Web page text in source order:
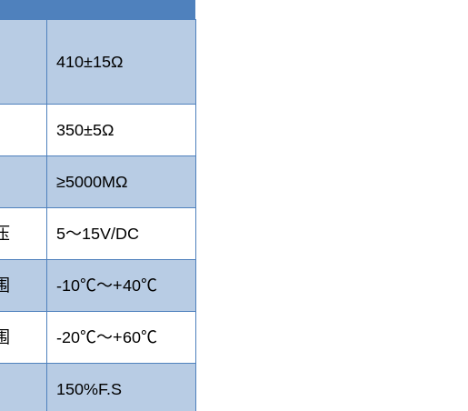
410±15Ω
350±5Ω
≥5000MΩ
5～15V/DC
-10℃～+40℃
-20℃～+60℃
150%F.S